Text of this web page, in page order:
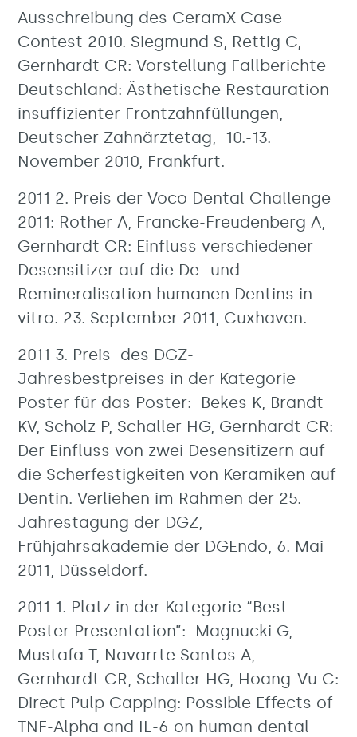
Ausschreibung des CeramX Case
Contest 2010. Siegmund S, Rettig C,
Gernhardt CR: Vorstellung Fallberichte
Deutschland: Ästhetische Restauration
insuffizienter Frontzahnfüllungen,
Deutscher Zahnärztetag, 10.-13.
November 2010, Frankfurt.
2011 2. Preis der Voco Dental Challenge
2011: Rother A, Francke-Freudenberg A,
Gernhardt CR: Einfluss verschiedener
Desensitizer auf die De- und
Remineralisation humanen Dentins in
vitro. 23. September 2011, Cuxhaven.
2011 3. Preis des DGZ-
Jahresbestpreises in der Kategorie
Poster für das Poster: Bekes K, Brandt
KV, Scholz P, Schaller HG, Gernhardt CR:
Der Einfluss von zwei Desensitizern auf
die Scherfestigkeiten von Keramiken auf
Dentin. Verliehen im Rahmen der 25.
Jahrestagung der DGZ,
Frühjahrsakademie der DGEndo, 6. Mai
2011, Düsseldorf.
2011 1. Platz in der Kategorie “Best
Poster Presentation”: Magnucki G,
Mustafa T, Navarrte Santos A,
Gernhardt CR, Schaller HG, Hoang-Vu C:
Direct Pulp Capping: Possible Effects of
TNF-Alpha and IL-6 on human dental